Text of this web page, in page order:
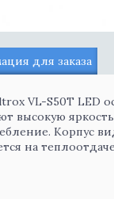
для заказа
VL-S50T LED
высокую
Корпус
на